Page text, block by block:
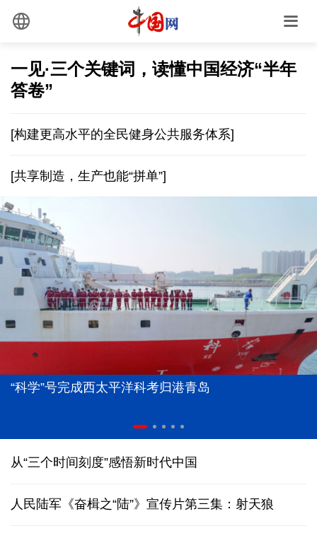
一见·三个关键词，读懂中国经济“半年
答卷”
[构建更高水平的全民健身公共服务体系]
[共享制造，生产也能“拼单”]
“科学”号完成西太平洋科考归港青岛
从“三个时间刻度”感悟新时代中国
人民陆军《奋楫之“陆”》宣传片第三集：射天狼